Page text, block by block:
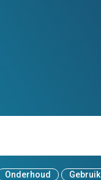
Onderhoud Gebruik